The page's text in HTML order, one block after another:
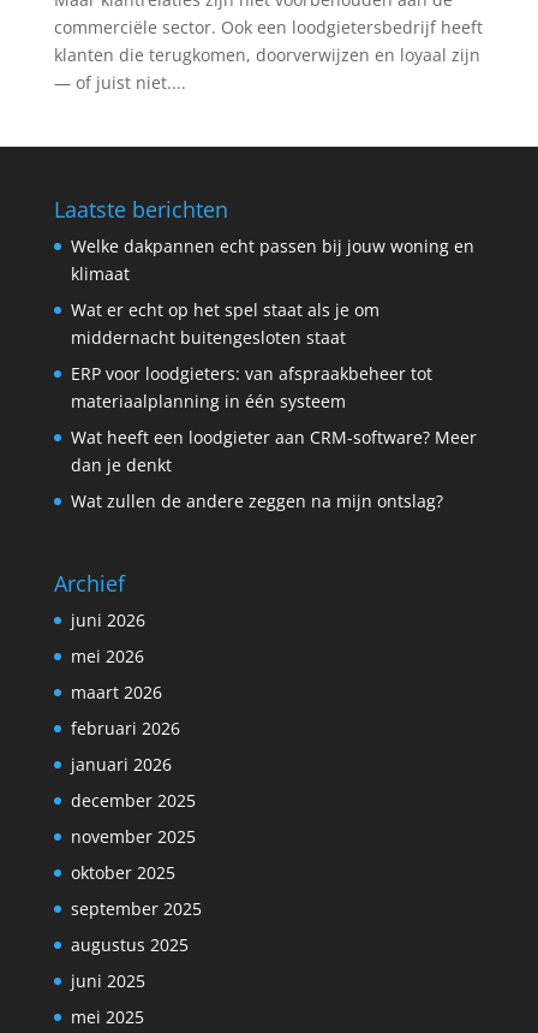
commerciële sector. Ook een loodgietersbedrijf heeft
klanten die terugkomen, doorverwijzen en loyaal zijn
— of juist niet....
Laatste berichten
Welke dakpannen echt passen bij jouw woning en
klimaat
Wat er echt op het spel staat als je om
middernacht buitengesloten staat
ERP voor loodgieters: van afspraakbeheer tot
materiaalplanning in één systeem
Wat heeft een loodgieter aan CRM-software? Meer
dan je denkt
Wat zullen de andere zeggen na mijn ontslag?
Archief
juni 2026
mei 2026
maart 2026
februari 2026
januari 2026
december 2025
november 2025
oktober 2025
september 2025
augustus 2025
juni 2025
mei 2025